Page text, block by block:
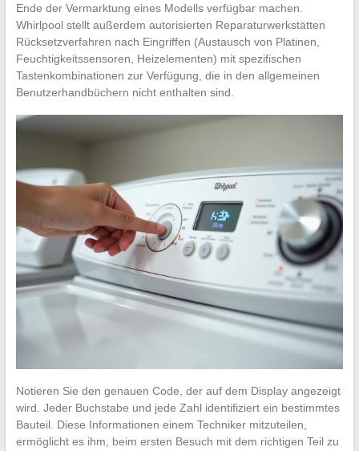
Ende der Vermarktung eines Modells verfügbar machen.
Whirlpool stellt außerdem autorisierten Reparaturwerkstätten
Rücksetzverfahren nach Eingriffen (Austausch von Platinen,
Feuchtigkeitssensoren, Heizelementen) mit spezifischen
Tastenkombinationen zur Verfügung, die in den allgemeinen
Benutzerhandbüchern nicht enthalten sind.
Notieren Sie den genauen Code, der auf dem Display angezeigt
wird. Jeder Buchstabe und jede Zahl identifiziert ein bestimmtes
Bauteil. Diese Informationen einem Techniker mitzuteilen,
ermöglicht es ihm, beim ersten Besuch mit dem richtigen Teil zu